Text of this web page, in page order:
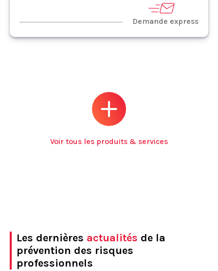
Demande express
Voir tous les produits & services
Les dernières actualités de la
prévention des risques
professionnels